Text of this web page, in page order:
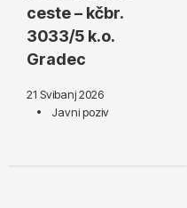
ceste – kčbr.
3033/5 k.o.
Gradec
21 Svibanj 2026
Javni poziv